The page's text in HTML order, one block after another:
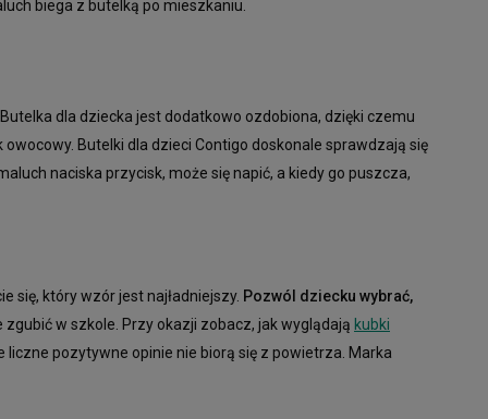
biega z butelką po mieszkaniu.
dla dziecka jest dodatkowo ozdobiona, dzięki czemu
owocowy. Butelki dla dzieci Contigo doskonale sprawdzają się
naciska przycisk, może się napić, a kiedy go puszcza,
się, który wzór jest najładniejszy. Pozwól dziecku wybrać,
w szkole. Przy okazji zobacz, jak wyglądają kubki
liczne pozytywne opinie nie biorą się z powietrza. Marka